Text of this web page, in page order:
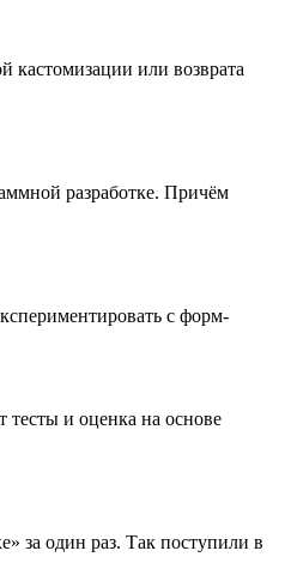
кастомизации или возврата
разработке. Причём
с форм-
тесты и оценка на основе
за один раз. Так поступили в